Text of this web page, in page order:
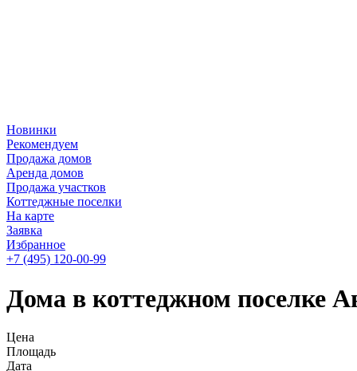
Новинки
Рекомендуем
Продажа домов
Аренда домов
Продажа участков
Коттеджные поселки
На карте
Заявка
Избранное
+7 (495) 120-00-99
Дома в коттеджном поселке
Цена
Площадь
Дата